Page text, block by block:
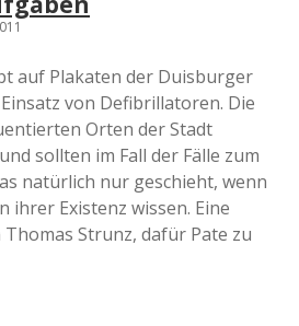
auf Plakaten der Duisburger
von Defibrillatoren. Die
Orten der Stadt
sollten im Fall der Fälle zum
natürlich nur geschieht, wenn
ihrer Existenz wissen. Eine
Strunz, dafür Pate zu